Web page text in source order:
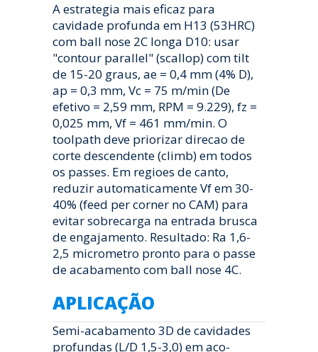
A estrategia mais eficaz para
cavidade profunda em H13 (53HRC)
com ball nose 2C longa D10: usar
"contour parallel" (scallop) com tilt
de 15-20 graus, ae = 0,4 mm (4% D),
ap = 0,3 mm, Vc = 75 m/min (De
efetivo = 2,59 mm, RPM = 9.229), fz =
0,025 mm, Vf = 461 mm/min. O
toolpath deve priorizar direcao de
corte descendente (climb) em todos
os passes. Em regioes de canto,
reduzir automaticamente Vf em 30-
40% (feed per corner no CAM) para
evitar sobrecarga na entrada brusca
de engajamento. Resultado: Ra 1,6-
2,5 micrometro pronto para o passe
de acabamento com ball nose 4C.
APLICAÇÃO
Semi-acabamento 3D de cavidades
profundas (L/D 1,5-3,0) em aco-